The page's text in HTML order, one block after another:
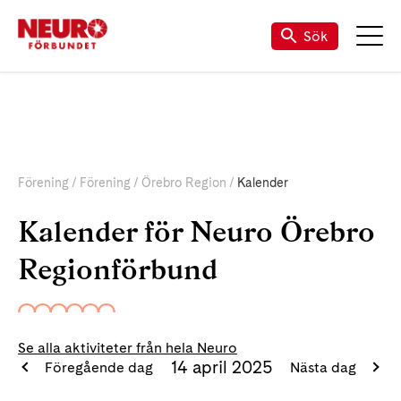
Sök
Förening Förening Örebro Region Kalender
Kalender för Neuro Örebro
Regionförbund
Se alla aktiviteter från hela Neuro
Föregående dag
14 april 2025 Nästa dag